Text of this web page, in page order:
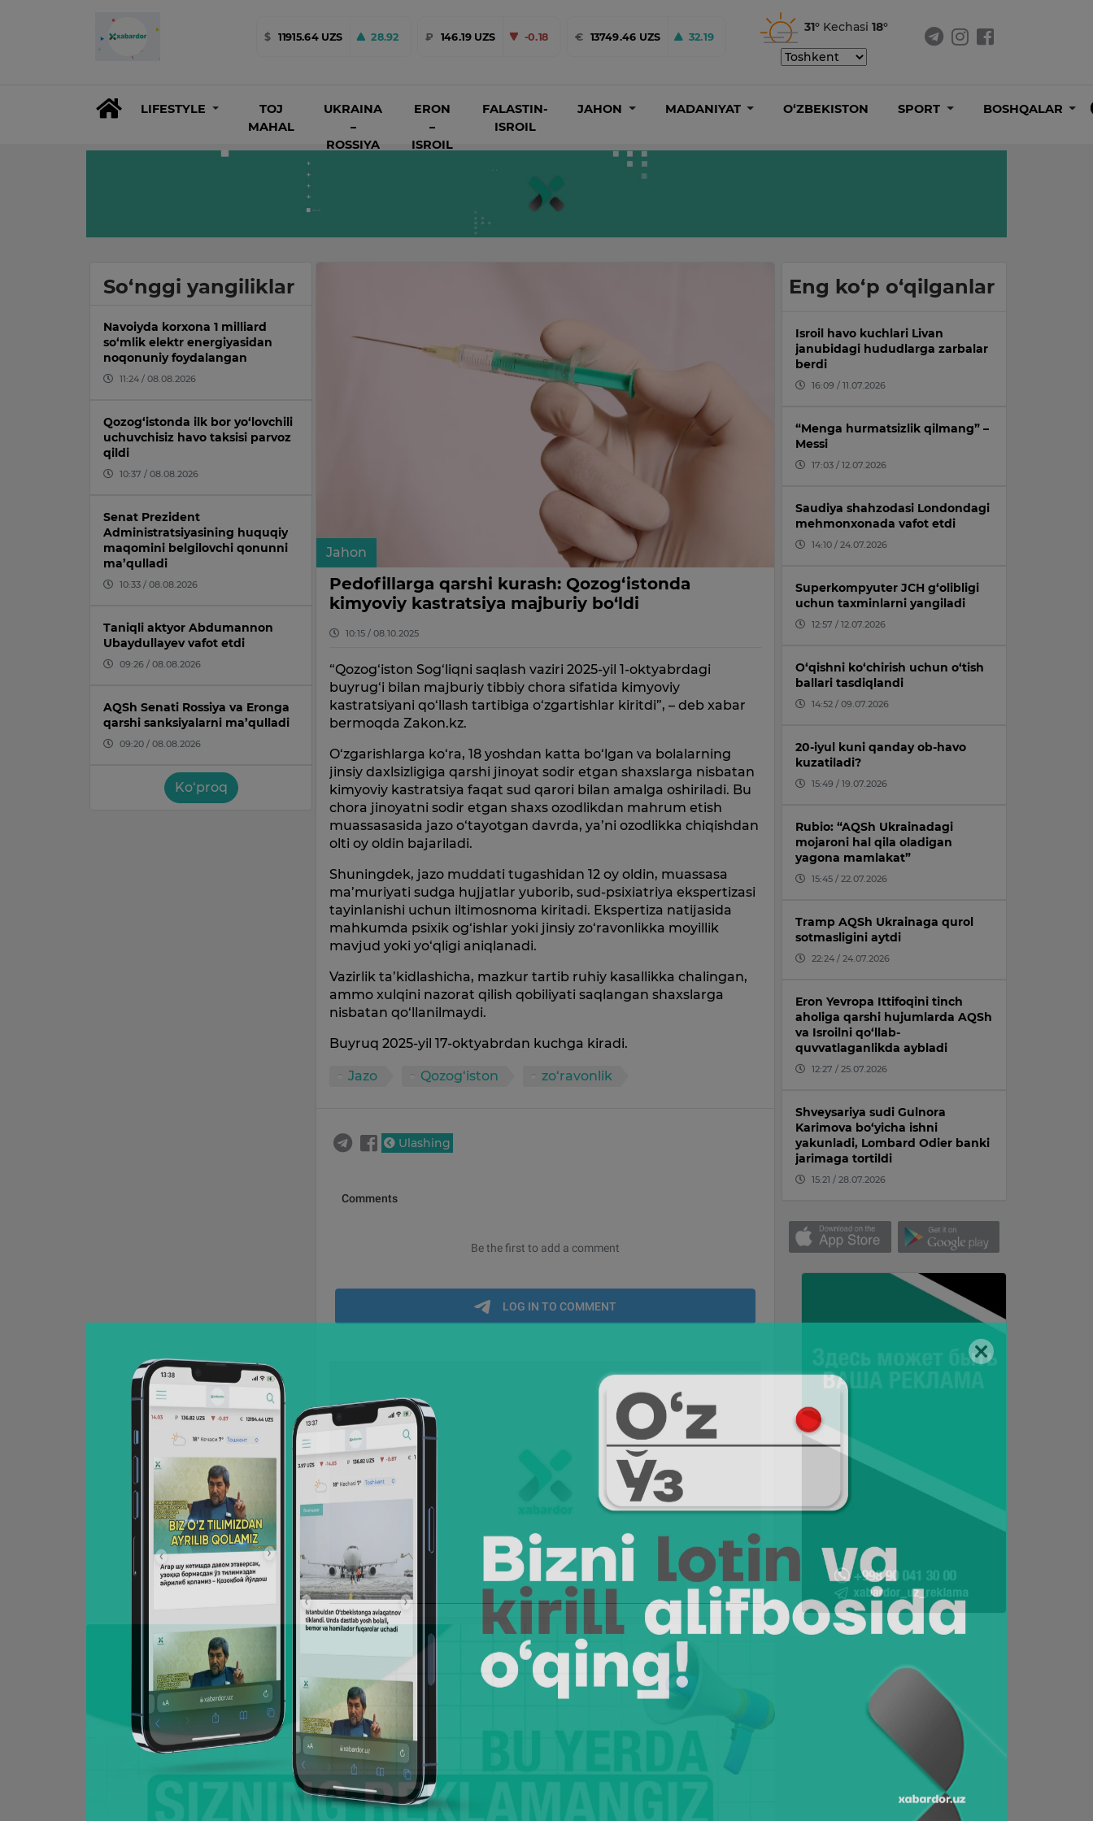
$ 11915.64 UZS 28.92 ₽ 146.19 UZS -0.18 € 13749.46 UZS 32.19
31° Kechasi 18°
LIFESTYLE
TOJ
MAHAL
UKRAINA
–
ROSSIYA
ERON
–
ISROIL
FALASTIN-
ISROIL
JAHON MADANIYAT O‘ZBEKISTON SPORT BOSHQALAR
So‘nggi yangiliklar
Navoiyda korxona 1 milliard
so‘mlik elektr energiyasidan
noqonuniy foydalangan
11:24 / 08.08.2026
Qozog‘istonda ilk bor yo‘lovchili
uchuvchisiz havo taksisi parvoz
qildi
10:37 / 08.08.2026
Senat Prezident
Administratsiyasining huquqiy
maqomini belgilovchi qonunni
ma’qulladi
10:33 / 08.08.2026
Taniqli aktyor Abdumannon
Ubaydullayev vafot etdi
09:26 / 08.08.2026
AQSh Senati Rossiya va Eronga
qarshi sanksiyalarni ma’qulladi
09:20 / 08.08.2026
Ko‘proq
Jahon
Pedofillarga qarshi kurash: Qozog‘istonda
kimyoviy kastratsiya majburiy bo‘ldi
10:15 / 08.10.2025
“Qozog‘iston Sog‘liqni saqlash vaziri 2025-yil 1-oktyabrdagi
buyrug‘i bilan majburiy tibbiy chora sifatida kimyoviy
kastratsiyani qo‘llash tartibiga o‘zgartishlar kiritdi”, – deb xabar
bermoqda Zakon.kz.
O‘zgarishlarga ko‘ra, 18 yoshdan katta bo‘lgan va bolalarning
jinsiy daxlsizligiga qarshi jinoyat sodir etgan shaxslarga nisbatan
kimyoviy kastratsiya faqat sud qarori bilan amalga oshiriladi. Bu
chora jinoyatni sodir etgan shaxs ozodlikdan mahrum etish
muassasasida jazo o‘tayotgan davrda, ya’ni ozodlikka chiqishdan
olti oy oldin bajariladi.
Shuningdek, jazo muddati tugashidan 12 oy oldin, muassasa
ma’muriyati sudga hujjatlar yuborib, sud-psixiatriya ekspertizasi
tayinlanishi uchun iltimosnoma kiritadi. Ekspertiza natijasida
mahkumda psixik og‘ishlar yoki jinsiy zo‘ravonlikka moyillik
mavjud yoki yo‘qligi aniqlanadi.
Vazirlik ta’kidlashicha, mazkur tartib ruhiy kasallikka chalingan,
ammo xulqini nazorat qilish qobiliyati saqlangan shaxslarga
nisbatan qo‘llanilmaydi.
Buyruq 2025-yil 17-oktyabrdan kuchga kiradi.
Jazo Qozog‘iston zo‘ravonlik
Ulashing
Eng ko‘p o‘qilganlar
Isroil havo kuchlari Livan
janubidagi hududlarga zarbalar
berdi
16:09 / 11.07.2026
“Menga hurmatsizlik qilmang” –
Messi
17:03 / 12.07.2026
Saudiya shahzodasi Londondagi
mehmonxonada vafot etdi
14:10 / 24.07.2026
Superkompyuter JCH g‘olibligi
uchun taxminlarni yangiladi
12:57 / 12.07.2026
O‘qishni ko‘chirish uchun o‘tish
ballari tasdiqlandi
14:52 / 09.07.2026
20-iyul kuni qanday ob-havo
kuzatiladi?
15:49 / 19.07.2026
Rubio: “AQSh Ukrainadagi
mojaroni hal qila oladigan
yagona mamlakat”
15:45 / 22.07.2026
Tramp AQSh Ukrainaga qurol
sotmasligini aytdi
22:24 / 24.07.2026
Eron Yevropa Ittifoqini tinch
aholiga qarshi hujumlarda AQSh
va Isroilni qo‘llab-
quvvatlaganlikda aybladi
12:27 / 25.07.2026
Shveysariya sudi Gulnora
Karimova bo‘yicha ishni
yakunladi, Lombard Odier banki
jarimaga tortildi
15:21 / 28.07.2026